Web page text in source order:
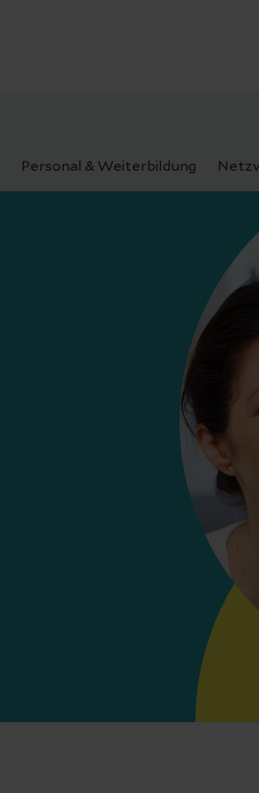
Personal & Weiterbildung